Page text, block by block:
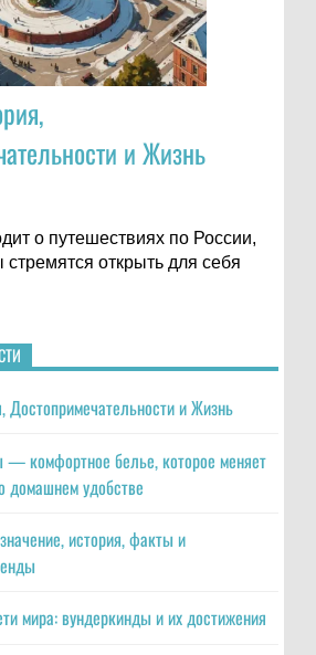
и Жизнь
о путешествиях по России,
стремятся открыть для себя
Достопримечательности и Жизнь
комфортное белье, которое меняет
домашнем удобстве
история, факты и
мира: вундеркинды и их достижения